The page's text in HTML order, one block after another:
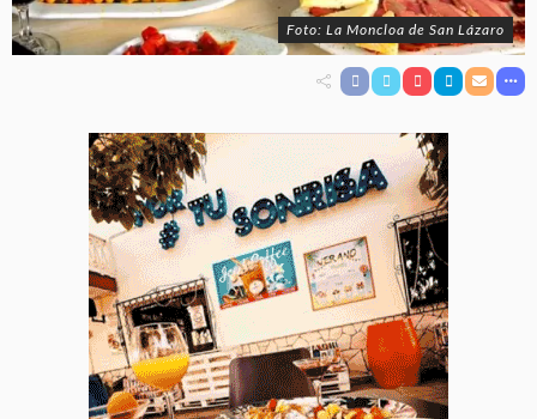
Foto: La Moncloa de San Lázaro